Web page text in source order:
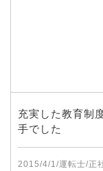
充実した教育制
手でした
2015/4/1/運転士/正